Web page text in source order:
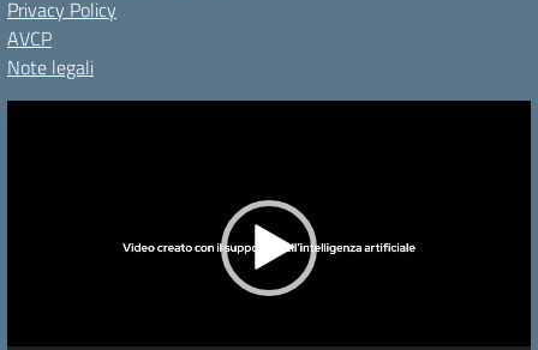
Privacy Policy
AVCP
Note legali